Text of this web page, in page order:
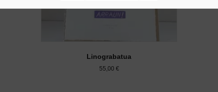
Linograbatua
55,00 €